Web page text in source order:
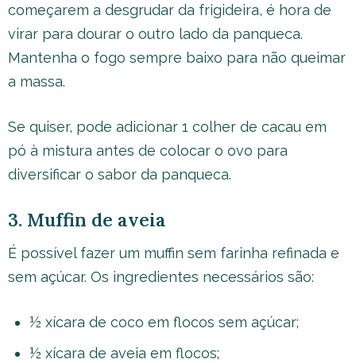
começarem a desgrudar da frigideira, é hora de
virar para dourar o outro lado da panqueca.
Mantenha o fogo sempre baixo para não queimar
a massa.
Se quiser, pode adicionar 1 colher de cacau em
pó à mistura antes de colocar o ovo para
diversificar o sabor da panqueca.
3. Muffin de aveia
É possível fazer um muffin sem farinha refinada e
sem açúcar. Os ingredientes necessários são:
½ xícara de coco em flocos sem açúcar;
½ xícara de aveia em flocos;